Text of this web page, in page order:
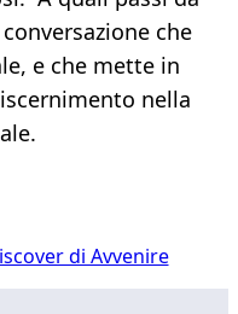
che
e che mette in
nella
di Avvenire